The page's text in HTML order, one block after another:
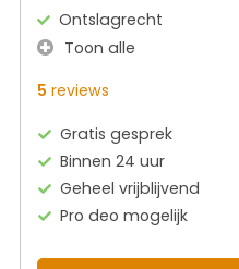
Ontslagrecht
Toon alle
5 reviews
Gratis gesprek
Binnen 24 uur
Geheel vrijblijvend
Pro deo mogelijk